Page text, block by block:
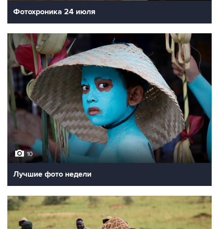
Фотохроника 24 июля
10
Лучшие фото недели